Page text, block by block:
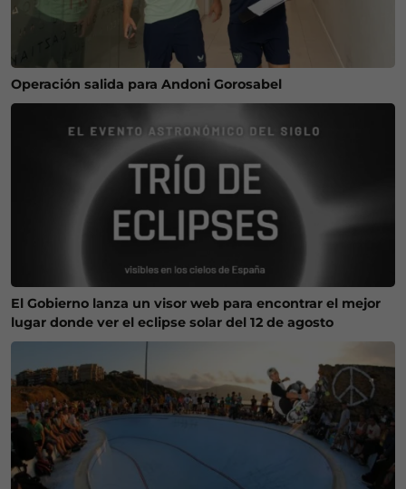
Operación salida para Andoni Gorosabel
El Gobierno lanza un visor web para encontrar el mejor
lugar donde ver el eclipse solar del 12 de agosto